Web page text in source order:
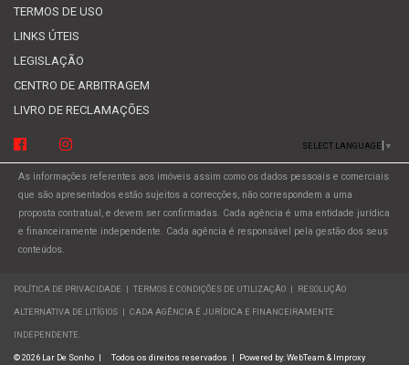
TERMOS DE USO
LINKS ÚTEIS
LEGISLAÇÃO
CENTRO DE ARBITRAGEM
LIVRO DE RECLAMAÇÕES
SELECT LANGUAGE ▼
As informações referentes aos imóveis assim como os dados pessoais e comerciais
que são apresentados estão sujeitos a correcções, não correspondem a uma
proposta contratual, e devem ser confirmadas. Cada agência é uma entidade jurídica
e financeiramente independente. Cada agência é responsável pela gestão dos seus
conteúdos.
POLÍTICA DE PRIVACIDADE TERMOS E CONDIÇÕES DE UTILIZAÇÃO RESOLUÇÃO
ALTERNATIVA DE LITÍGIOS CADA AGÊNCIA É JURÍDICA E FINANCEIRAMENTE
INDEPENDENTE.
© 2026 Lar De Sonho Todos os direitos reservados Powered by:WebTeam & Improxy